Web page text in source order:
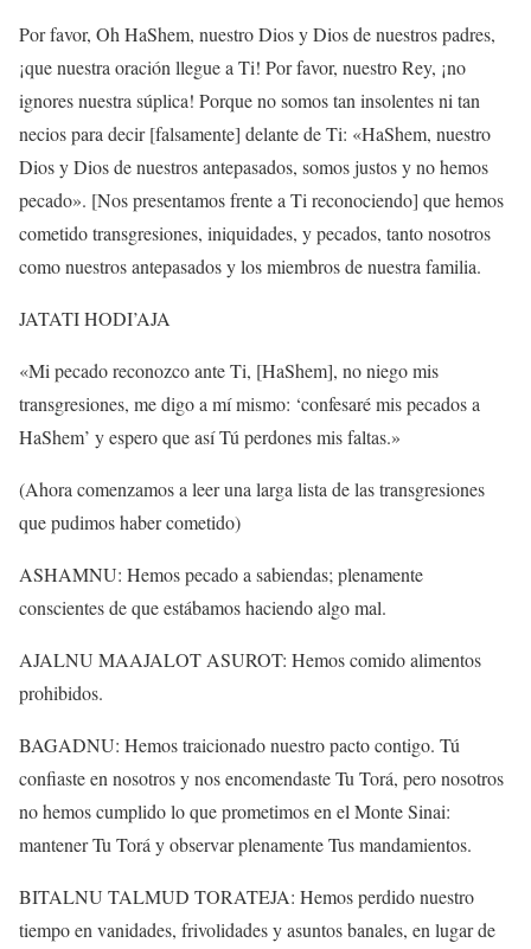
Por favor, Oh HaShem, nuestro Dios y Dios de nuestros padres,
¡que nuestra oración llegue a Ti! Por favor, nuestro Rey, ¡no
ignores nuestra súplica! Porque no somos tan insolentes ni tan
necios para decir [falsamente] delante de Ti: «HaShem, nuestro
Dios y Dios de nuestros antepasados, somos justos y no hemos
pecado». [Nos presentamos frente a Ti reconociendo] que hemos
cometido transgresiones, iniquidades, y pecados, tanto nosotros
como nuestros antepasados y los miembros de nuestra familia.
JATATI HODI’AJA
«Mi pecado reconozco ante Ti, [HaShem], no niego mis
transgresiones, me digo a mí mismo: ‘confesaré mis pecados a
HaShem’ y espero que así Tú perdones mis faltas.»
(Ahora comenzamos a leer una larga lista de las transgresiones
que pudimos haber cometido)
ASHAMNU: Hemos pecado a sabiendas; plenamente
conscientes de que estábamos haciendo algo mal.
AJALNU MAAJALOT ASUROT: Hemos comido alimentos
prohibidos.
BAGADNU: Hemos traicionado nuestro pacto contigo. Tú
confiaste en nosotros y nos encomendaste Tu Torá, pero nosotros
no hemos cumplido lo que prometimos en el Monte Sinai:
mantener Tu Torá y observar plenamente Tus mandamientos.
BITALNU TALMUD TORATEJA: Hemos perdido nuestro
tiempo en vanidades, frivolidades y asuntos banales, en lugar de